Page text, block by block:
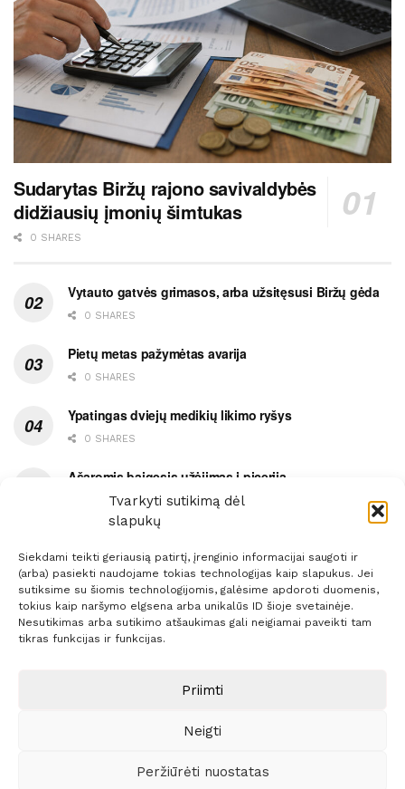
Tvarkyti sutikimą dėl
slapukų
Siekdami teikti geriausią patirtį, įrenginio informacijai saugoti ir
(arba) pasiekti naudojame tokias technologijas kaip slapukus. Jei
sutiksime su šiomis technologijomis, galėsime apdoroti duomenis,
tokius kaip naršymo elgsena arba unikalūs ID šioje svetainėje.
Nesutikimas arba sutikimo atšaukimas gali neigiamai paveikti tam
tikras funkcijas ir funkcijas.
Priimti
Neigti
Peržiūrėti nuostatas
Sudarytas Biržų rajono savivaldybės
didžiausių įmonių šimtukas
0 SHARES
Vytauto gatvės grimasos, arba užsitęsusi Biržų gėda
0 SHARES
Pietų metas pažymėtas avarija
0 SHARES
Ypatingas dviejų medikių likimo ryšys
0 SHARES
Ašaromis baigęsis užėjimas į piceriją
0 SHARES
Prenumerata Reklama Taisyklės Kontaktai
© 2021 Visos teisės saugomos